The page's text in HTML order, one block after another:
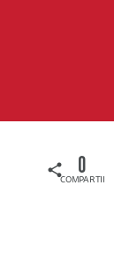
COMPARTIDOS
0